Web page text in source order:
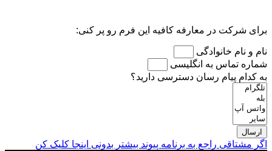
برای شرکت در معارفه کافیه این فرم رو پر کنی:
نام و نام خانوادگی
شماره تماس به انگلیسی
به کدام پیام رسان دسترسی دارید؟
ارسال
اگر مشتاقی راجع به برنامه پیوند بیشتر بدونی اینجا کلیک کن